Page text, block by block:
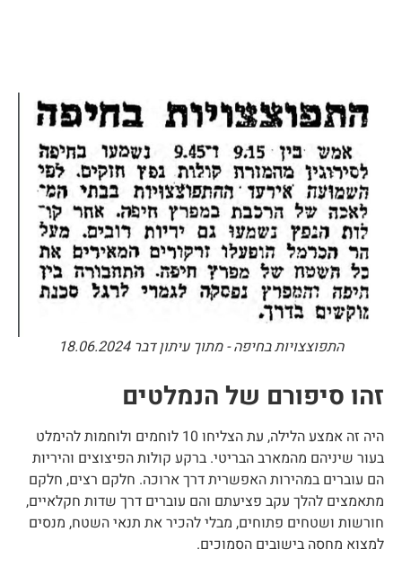
התפוצצויות בחיפה - מתוך עיתון דבר 18.06.2024
זהו סיפורם של הנמלטים
היה זה אמצע הלילה, עת הצליחו 10 לוחמים ולוחמות להימלט
בעור שיניהם מהמארב הבריטי. ברקע קולות הפיצוצים והיריות
הם עוברים במהירות האפשרית דרך ארוכה. חלקם רצים, חלקם
מתאמצים להלך עקב פציעתם והם עוברים דרך שדות חקלאיים,
חורשות ושטחים פתוחים, מבלי להכיר את תנאי השטח, מנסים
למצוא מחסה בישובים הסמוכים.